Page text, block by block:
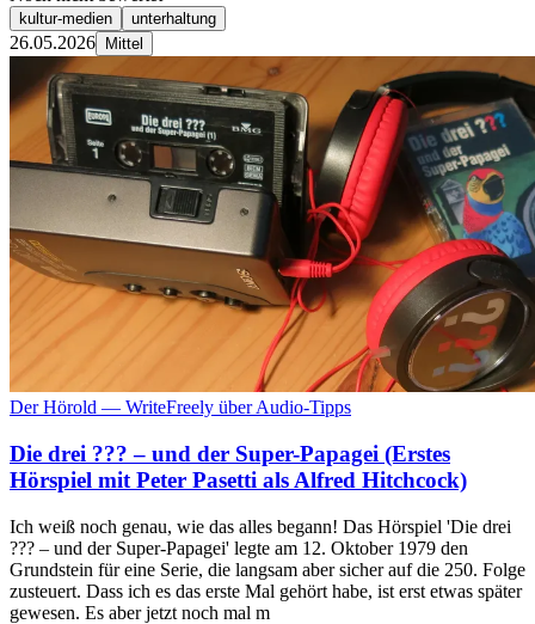
kultur-medien unterhaltung
26.05.2026 Mittel
Der Hörold — WriteFreely über Audio-Tipps
Die drei ??? – und der Super-Papagei (Erstes
Hörspiel mit Peter Pasetti als Alfred Hitchcock)
Ich weiß noch genau, wie das alles begann! Das Hörspiel 'Die drei
??? – und der Super-Papagei' legte am 12. Oktober 1979 den
Grundstein für eine Serie, die langsam aber sicher auf die 250. Folge
zusteuert. Dass ich es das erste Mal gehört habe, ist erst etwas später
gewesen. Es aber jetzt noch mal m